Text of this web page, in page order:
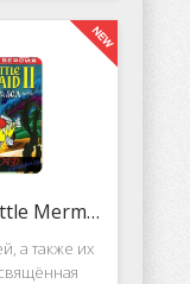
эти 2 игры
людьми,
общие
Disney's The Little Mermaid 2
а также их